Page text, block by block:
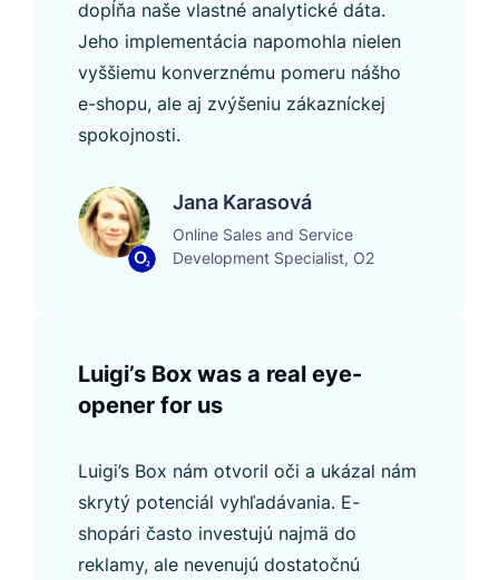
dopĺňa naše vlastné analytické dáta.
Jeho implementácia napomohla nielen
vyššiemu konverznému pomeru nášho
e-shopu, ale aj zvýšeniu zákazníckej
spokojnosti.
Jana Karasová
Online Sales and Service
Development Specialist, O2
Luigi’s Box was a real eye-
opener for us
Luigi’s Box nám otvoril oči a ukázal nám
skrytý potenciál vyhľadávania. E-
shopári často investujú najmä do
reklamy, ale nevenujú dostatočnú